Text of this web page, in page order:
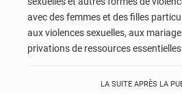
avec des femmes et des filles
aux violences sexuelles, aux
privations de ressources
LA SUITE APRÈS LA